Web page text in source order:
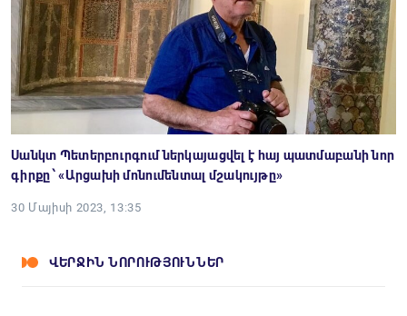
Սանկտ Պետերբուրգում ներկայացվել է հայ պատմաբանի նոր
գիրքը ՝ «Արցախի մոնումենտալ մշակույթը»
30 Մայիսի 2023, 13:35
ՎԵՐՋԻՆ ՆՈՐՈՒԹՅՈՒՆՆԵՐ